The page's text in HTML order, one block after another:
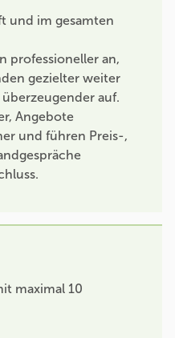
und im gesamten
professioneller an,
gezielter weiter
auf.
Angebote
und führen Preis-,
maximal 10